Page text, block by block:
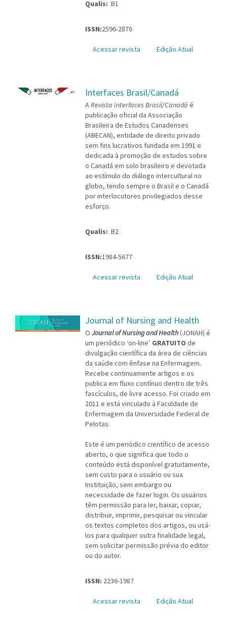
Qualis: B1
ISSN:2596-2876
Acessar revista Edição Atual
Interfaces Brasil/Canadá
ARevista Interfaces Brasil/Canadá é
publicação oficial da Associação
Brasileira de Estudos Canadenses
(ABECAN), entidade de direito privado
sem fins lucrativos fundada em 1991 e
dedicada à promoção de estudos sobre
o Canadá em solo brasileiro e devotada
ao estímulo do diálogo intercultural no
globo, tendo sempre o Brasil e o Canadá
por interlocutores privilegiados desse
esforço.
Qualis: B2
ISSN:1984-5677
Acessar revista Edição Atual
Journal of Nursing and Health
O Journal of Nursing and Health(JONAH) é
um periódico ‘on-line’ GRATUITO de
divulgação científica da área de ciências
da saúde com ênfase na Enfermagem.
Recebe continuamente artigos e os
publica em fluxo contínuo dentro de três
fascículos, de livre acesso. Foi criado em
2011 e está vinculado à Faculdade de
Enfermagem da Universidade Federal de
Pelotas.
Este é um periódico científico de acesso
aberto, o que significa que todo o
conteúdo está disponível gratuitamente,
sem custo para o usuário ou sua
Instituição, sem embargo ou
necessidade de fazer login. Os usuários
têm permissão para ler, baixar, copiar,
distribuir, imprimir, pesquisar ou vincular
os textos completos dos artigos, ou usá-
los para qualquer outra finalidade legal,
sem solicitar permissão prévia do editor
ou do autor.
ISSN: 2236-1987
Acessar revista Edição Atual